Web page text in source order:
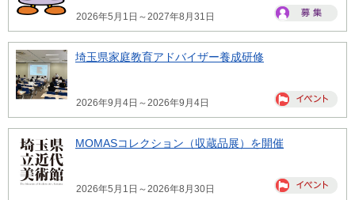
2026年5月1日～2027年8月31日
埼玉県家庭教育アドバイザー養成研修
2026年9月4日～2026年9月4日
MOMASコレクション（収蔵品展）を開催
2026年5月1日～2026年8月30日